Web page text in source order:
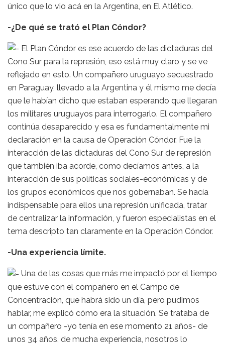
único que lo vio acá en la Argentina, en El Atlético.
-¿De qué se trató el Plan Cóndor?
El Plan Cóndor es ese acuerdo de las dictaduras del
Cono Sur para la represión, eso está muy claro y se ve
reflejado en esto. Un compañero uruguayo secuestrado
en Paraguay, llevado a la Argentina y él mismo me decía
que le habían dicho que estaban esperando que llegaran
los militares uruguayos para interrogarlo. El compañero
continúa desaparecido y esa es fundamentalmente mi
declaración en la causa de Operación Cóndor. Fue la
interacción de las dictaduras del Cono Sur de represión
que también iba acorde, como decíamos antes, a la
interacción de sus políticas sociales-económicas y de
los grupos económicos que nos gobernaban. Se hacía
indispensable para ellos una represión unificada, tratar
de centralizar la información, y fueron especialistas en el
tema descripto tan claramente en la Operación Cóndor.
-Una experiencia límite.
Una de las cosas que más me impactó por el tiempo
que estuve con el compañero en el Campo de
Concentración, que habrá sido un día, pero pudimos
hablar, me explicó cómo era la situación. Se trataba de
un compañero -yo tenía en ese momento 21 años- de
unos 34 años, de mucha experiencia, nosotros lo